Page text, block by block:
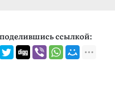
ссылкой: